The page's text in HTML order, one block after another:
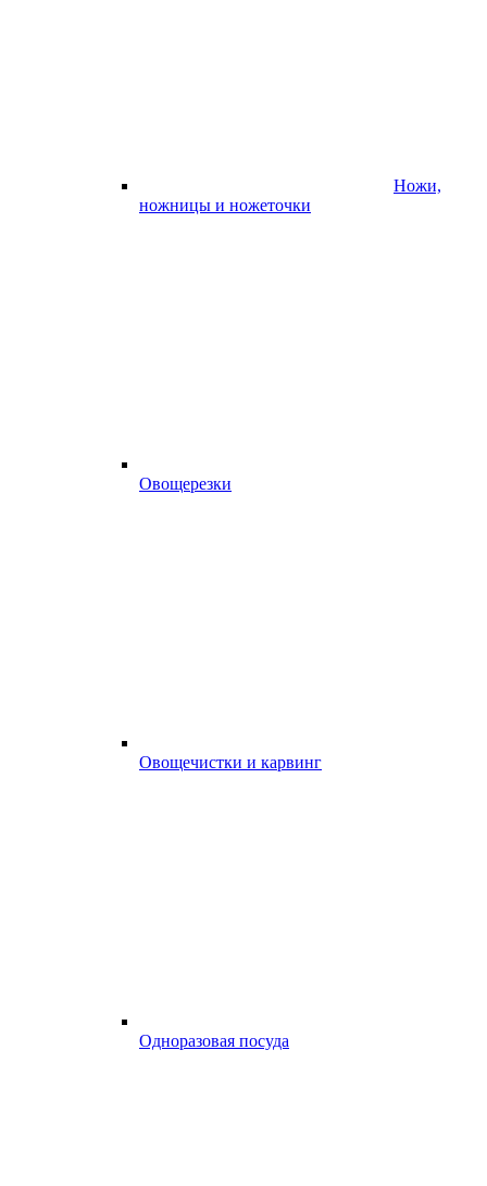
Ножи,
ножницы и ножеточки
Овощерезки
Овощечистки и карвинг
Одноразовая посуда